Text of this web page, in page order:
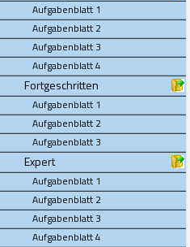
Aufgabenblatt 1
Aufgabenblatt 2
Aufgabenblatt 3
Aufgabenblatt 4
Fortgeschritten
Aufgabenblatt 1
Aufgabenblatt 2
Aufgabenblatt 3
Expert
Aufgabenblatt 1
Aufgabenblatt 2
Aufgabenblatt 3
Aufgabenblatt 4